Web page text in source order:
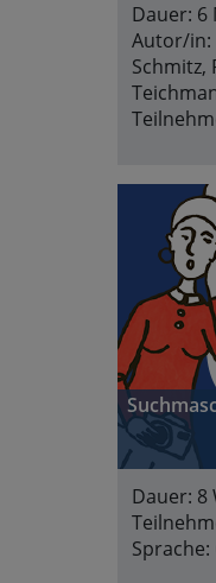
Dauer: 6
Autor/in:
Schmitz,
Dauer: 8
Sprache: